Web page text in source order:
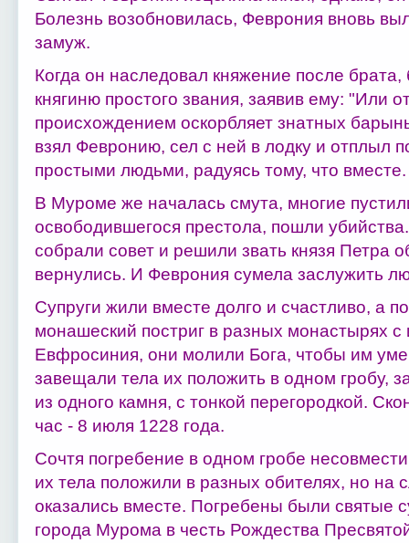
Болезнь возобновилась, Феврония вновь
замуж.
Когда он наследовал княжение после брата,
княгиню простого звания, заявив ему: "Или
происхождением оскорбляет знатных
взял Февронию, сел с ней в лодку и отплыл
простыми людьми, радуясь тому, что
В Муроме же началась смута, многие
освободившегося престола, пошли
собрали совет и решили звать князя Петра
вернулись. И Феврония сумела заслужить
Супруги жили вместе долго и счастливо, а
монашеский постриг в разных монастырях
Евфросиния, они молили Бога, чтобы им
завещали тела их положить в одном гробу,
из одного камня, с тонкой перегородкой.
час - 8 июля 1228 года.
Сочтя погребение в одном гробе
их тела положили в разных обителях, но на
оказались вместе. Погребены были святые
города Мурома в честь Рождества